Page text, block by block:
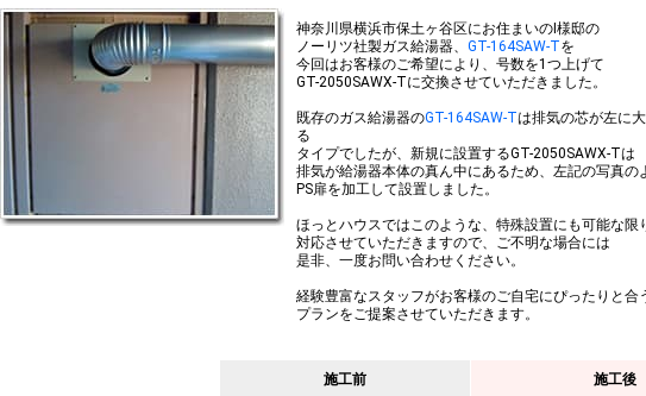
神奈川県横浜市保土ヶ谷区にお住まいのI様邸の
ノーリツ社製ガス給湯器、 GT-164SAW-Tを
今回はお客様のご希望により、号数を1つ上げて
GT-2050SAWX-Tに交換させていただきました。
既存のガス給湯器のGT-164SAW-Tは排気の芯が左に
る
タイプでしたが、新規に設置するGT-2050SAWX-Tは
排気が給湯器本体の真ん中にあるため、左記の写真の
PS扉を加工して設置しました。
ほっとハウスではこのような、特殊設置にも可能な限
対応させていただきますので、ご不明な場合には
是非、一度お問い合わせください。
経験豊富なスタッフがお客様のご自宅にぴったりと合
プランをご提案させていただきます。
施工前 施工後